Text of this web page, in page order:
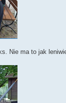
Nie ma to jak